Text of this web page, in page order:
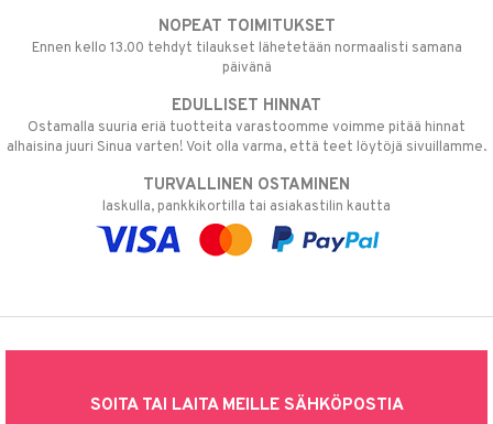
NOPEAT TOIMITUKSET
Ennen kello 13.00 tehdyt tilaukset lähetetään normaalisti samana
päivänä
EDULLISET HINNAT
Ostamalla suuria eriä tuotteita varastoomme voimme pitää hinnat
alhaisina juuri Sinua varten! Voit olla varma, että teet löytöjä sivuillamme.
TURVALLINEN OSTAMINEN
laskulla, pankkikortilla tai asiakastilin kautta
SOITA TAI LAITA MEILLE SÄHKÖPOSTIA